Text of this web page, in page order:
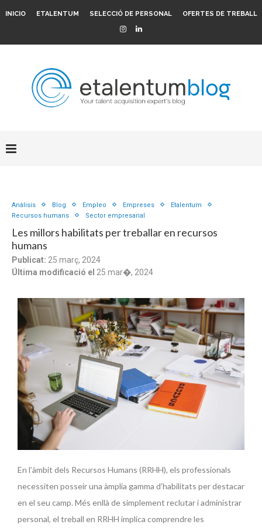
INICIO ETALENTUM SELECCIÓ DE PERSONAL OFERTES DE TREBALL
Anàlisis Blog Empleo Empreses
Etalentum
Recursos humans
Sector empresarial
Les millors habilitats per treballar en recursos
humans
Publicat: 25 març, 2024
Última modificació el 25 mar�, 2024
En l’àmbit dels Recursos Humans (RRHH), els professionals
necessiten posseir una àmplia gamma d’habilitats per destacar
en el seu camp. Més enllà de simplement reclutar i administrar
personal, el treball en RRHH implica comprendre les